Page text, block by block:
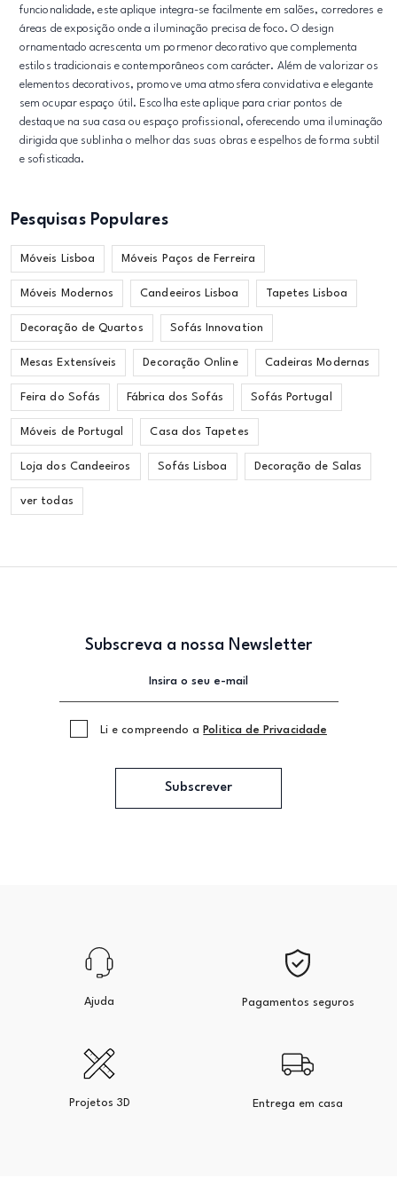
funcionalidade, este aplique integra-se facilmente em salões, corredores e
áreas de exposição onde a iluminação precisa de foco. O design
ornamentado acrescenta um pormenor decorativo que complementa
estilos tradicionais e contemporâneos com carácter. Além de valorizar os
elementos decorativos, promove uma atmosfera convidativa e elegante
sem ocupar espaço útil. Escolha este aplique para criar pontos de
destaque na sua casa ou espaço profissional, oferecendo uma iluminação
dirigida que sublinha o melhor das suas obras e espelhos de forma subtil
e sofisticada.
Pesquisas Populares
Móveis Lisboa Móveis Paços de Ferreira
Móveis Modernos Candeeiros Lisboa Tapetes Lisboa
Decoração de Quartos Sofás Innovation
Mesas Extensíveis Decoração Online Cadeiras Modernas
Feira do Sofás Fábrica dos Sofás Sofás Portugal
Móveis de Portugal Casa dos Tapetes
Loja dos Candeeiros Sofás Lisboa Decoração de Salas
ver todas
Subscreva a nossa Newsletter
Li e compreendo a Politica de Privacidade
Subscrever
Ajuda Pagamentos seguros
Projetos 3D Entrega em casa